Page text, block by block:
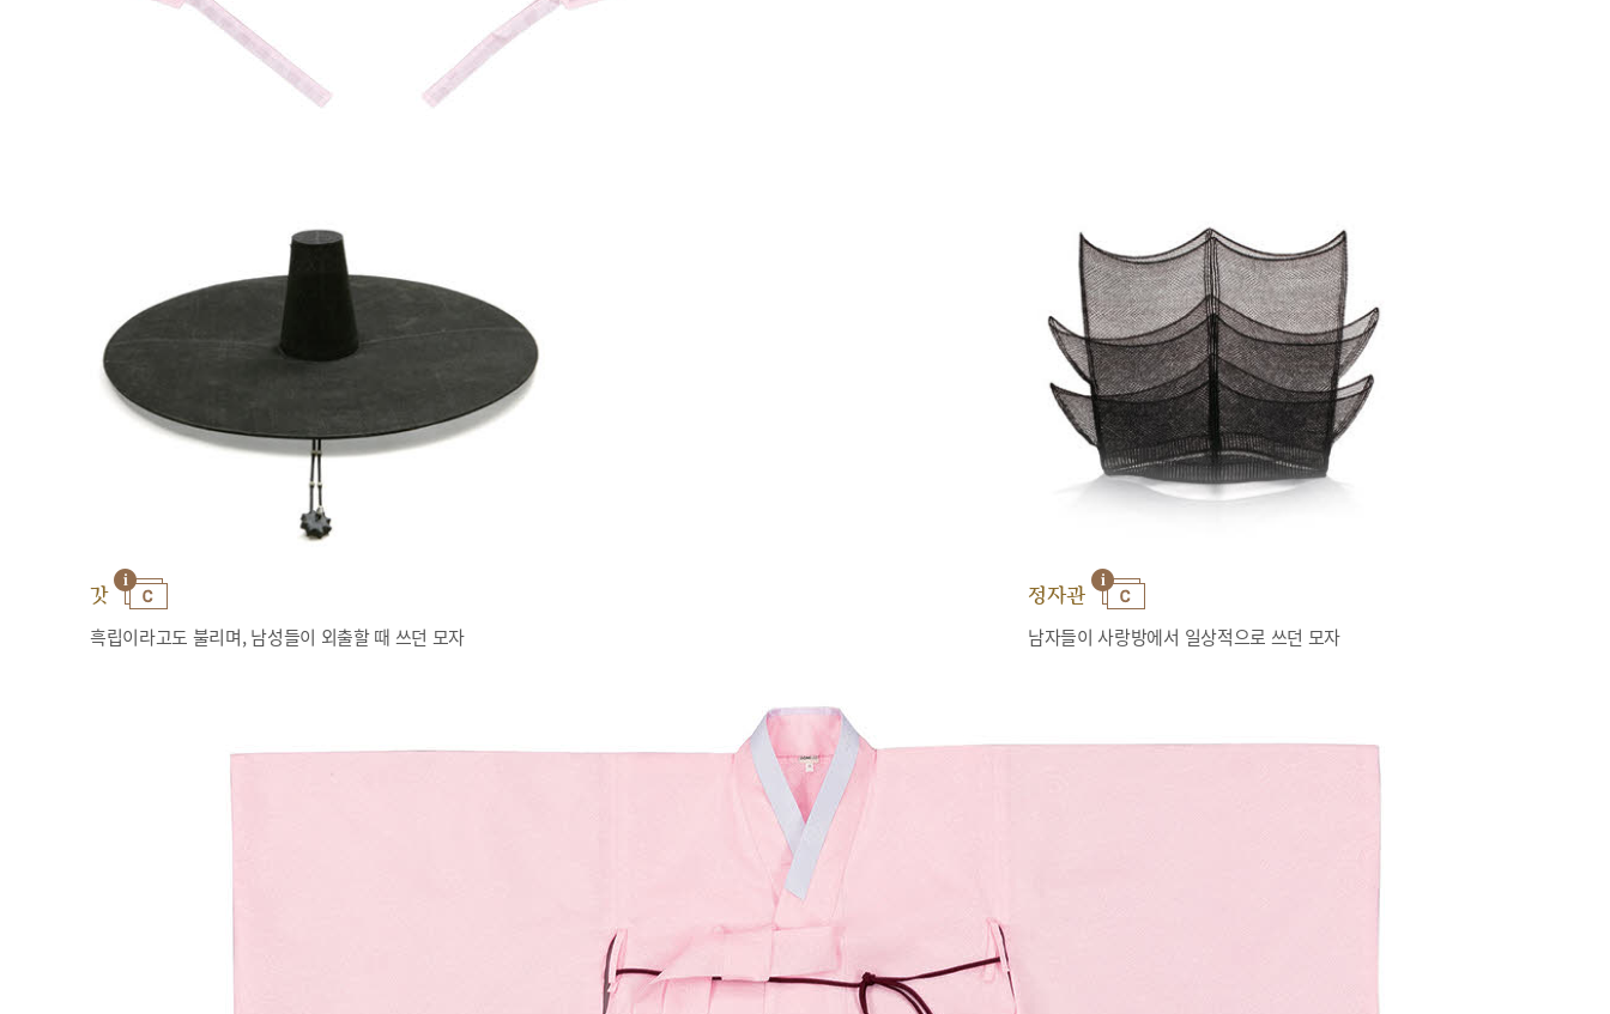
갓
흑립이라고도 불리며, 남성들이 외출할 때 쓰던 모자
정자관
남자들이 사랑방에서 일상적으로 쓰던 모자